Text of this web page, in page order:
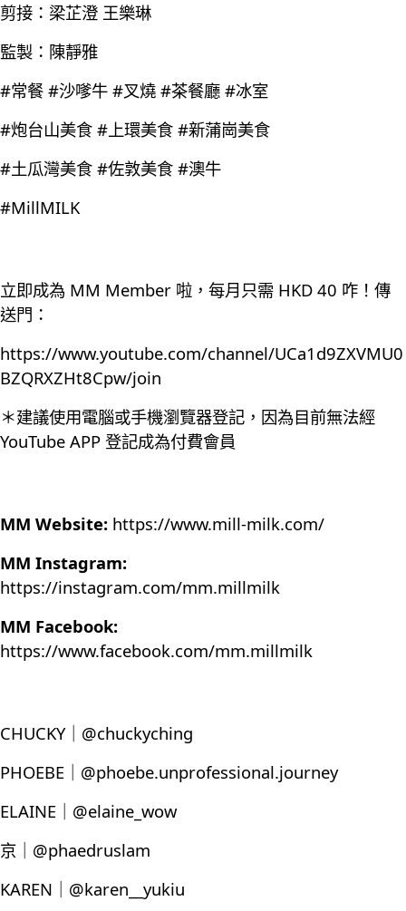
剪接：梁芷澄 王樂琳
監製：陳靜雅
#常餐 #沙嗲牛 #叉燒 #茶餐廳 #冰室
#炮台山美食 #上環美食 #新蒲崗美食
#土瓜灣美食 #佐敦美食 #澳牛
#MillMILK
立即成為 MM Member 啦，每月只需 HKD 40 咋！傳
送門：
https://www.youtube.com/channel/UCa1d9ZXVMU0
BZQRXZHt8Cpw/join
＊建議使用電腦或手機瀏覽器登記，因為目前無法經
YouTube APP 登記成為付費會員
MM Website: https://www.mill-milk.com/
MM Instagram:
https://instagram.com/mm.millmilk
MM Facebook:
https://www.facebook.com/mm.millmilk
CHUCKY｜@chuckyching
PHOEBE｜@phoebe.unprofessional.journey
ELAINE｜@elaine_wow
京｜@phaedruslam
KAREN｜@karen__yukiu